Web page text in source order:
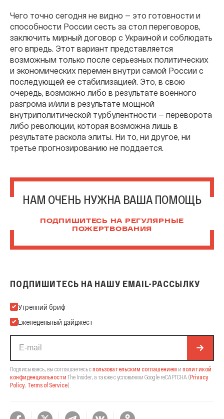
Чего точно сегодня не видно — это готовности и
способности России сесть за стол переговоров,
заключить мирный договор с Украиной и соблюдать
его впредь. Этот вариант представляется
возможным только после серьезных политических
и экономических перемен внутри самой России с
последующей ее стабилизацией. Это, в свою
очередь, возможно либо в результате военного
разгрома и/или в результате мощной
внутриполитической турбулентности — переворота
либо революции, которая возможна лишь в
результате раскола элиты. Ни то, ни другое, ни
третье прогнозированию не поддается.
НАМ ОЧЕНЬ НУЖНА ВАША ПОМОЩЬ
ПОДПИШИТЕСЬ НА РЕГУЛЯРНЫЕ
ПОЖЕРТВОВАНИЯ
ПОДПИШИТЕСЬ НА НАШУ EMAIL-РАССЫЛКУ
Подпишитесь на нашу Email-рассылку
Утренний бриф
Еженедельный дайджест
Подписываясь, вы соглашаетесь спользовательским соглашением и политикой
конфиденциальности The Insider, а также с условиями Google reCAPTCHA (Privacy
Policy, Terms of Service).